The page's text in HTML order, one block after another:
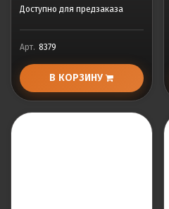
Доступно для предзаказа
Арт. 8379
В КОРЗИНУ